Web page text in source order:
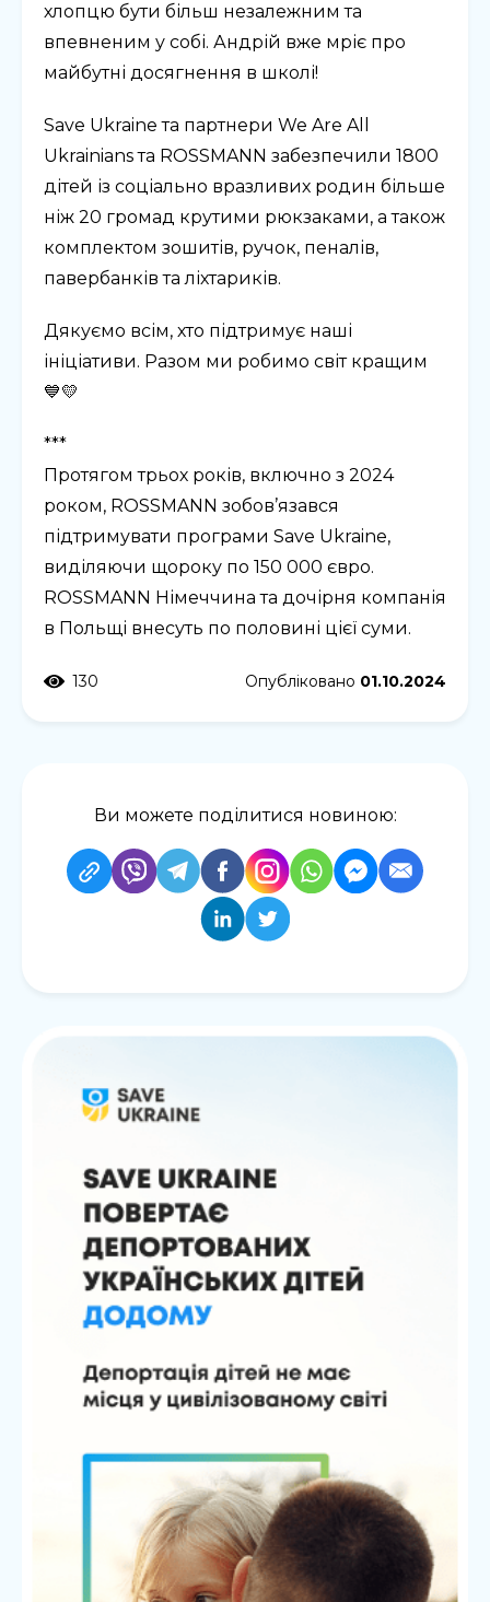
хлопцю бути більш незалежним та
впевненим у собі. Андрій вже мріє про
майбутні досягнення в школі!
Save Ukraine та партнери We Are All
Ukrainians та ROSSMANN забезпечили 1800
дітей із соціально вразливих родин більше
ніж 20 громад крутими рюкзаками, а також
комплектом зошитів, ручок, пеналів,
павербанків та ліхтариків.
Дякуємо всім, хто підтримує наші
ініціативи. Разом ми робимо світ кращим
💙💛
***
Протягом трьох років, включно з 2024
роком, ROSSMANN зобов’язався
підтримувати програми Save Ukraine,
виділяючи щороку по 150 000 євро.
ROSSMANN Німеччина та дочірня компанія
в Польщі внесуть по половині цієї суми.
130 Опубліковано 01.10.2024
Ви можете поділитися новиною: